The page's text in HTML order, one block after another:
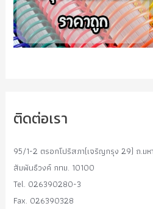
ติดต่อเรา
95/1-2 ตรอกโปริสภา(เจริญกรุง 29) ถ.ม
สัมพันธืวงค์ กทม. 10100
Tel. 026390280-3
Fax. 026390328